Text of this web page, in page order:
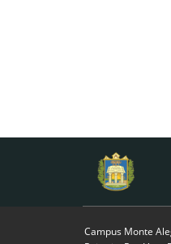
Campus Monte